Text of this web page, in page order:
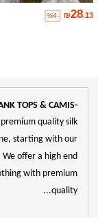
₪28.13
%4-
-MOTF SILK TANK TOPS & CAMIS
quality silk
starting with our
offer a high end
with premium
quality...